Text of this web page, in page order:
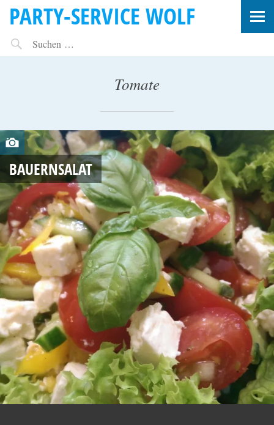
PARTY-SERVICE WOLF
Tomate
M
A
7
,
2
0
1
BAUERNSALAT